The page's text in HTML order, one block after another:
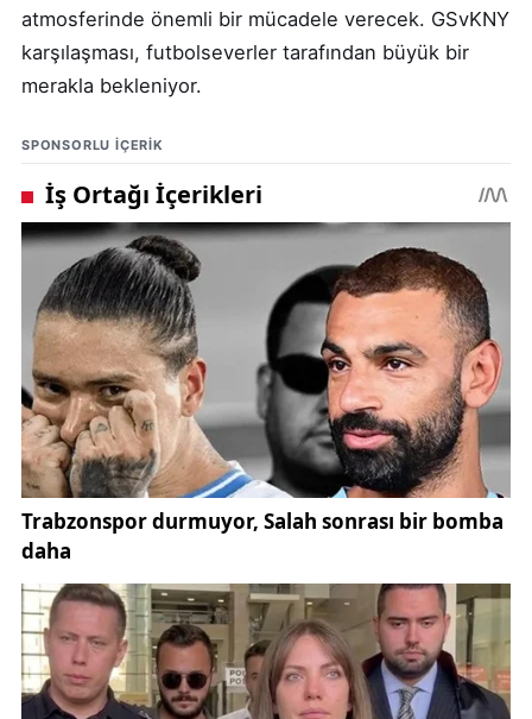
atmosferinde önemli bir mücadele verecek. GSvKNY
karşılaşması, futbolseverler tarafından büyük bir
merakla bekleniyor.
SPONSORLU IÇERIK